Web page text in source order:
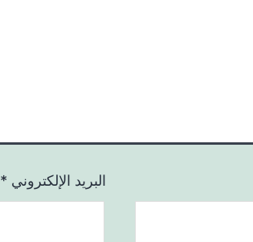
البريد الإلكتروني *